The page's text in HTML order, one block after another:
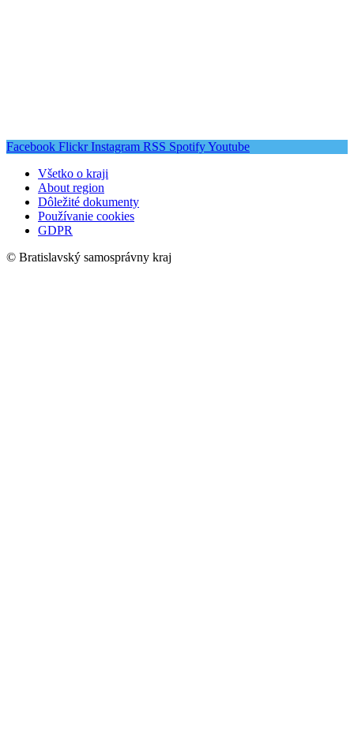
Facebook Flickr Instagram RSS SpotifyYoutube
Všetko o kraji
About region
Dôležité dokumenty
Používanie cookies
GDPR
© Bratislavský samosprávny kraj